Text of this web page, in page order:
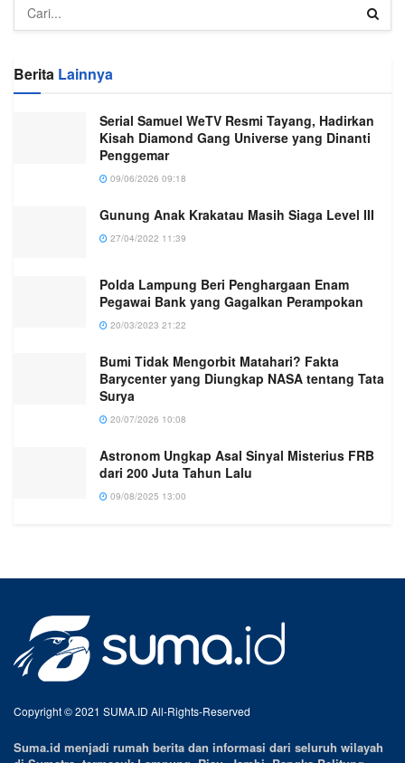
Berita Lainnya
Serial Samuel WeTV Resmi Tayang, Hadirkan
Kisah Diamond Gang Universe yang Dinanti
Penggemar
09/06/2026 09:18
Gunung Anak Krakatau Masih Siaga Level III
27/04/2022 11:39
Polda Lampung Beri Penghargaan Enam
Pegawai Bank yang Gagalkan Perampokan
20/03/2023 21:22
Bumi Tidak Mengorbit Matahari? Fakta
Barycenter yang Diungkap NASA tentang Tata
Surya
20/07/2026 10:08
Astronom Ungkap Asal Sinyal Misterius FRB
dari 200 Juta Tahun Lalu
09/08/2025 13:00
Copyright © 2021 SUMA.ID All-Rights-Reserved
Suma.id menjadi rumah berita dan informasi dari seluruh wilayah